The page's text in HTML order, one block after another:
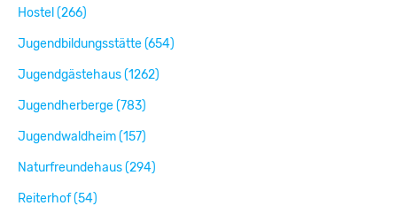
Hostel (266)
Jugendbildungsstätte (654)
Jugendgästehaus (1262)
Jugendherberge (783)
Jugendwaldheim (157)
Naturfreundehaus (294)
Reiterhof (54)